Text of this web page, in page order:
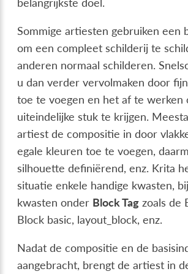
belangrijkste doel.
Sommige artiesten gebruiken een
om een compleet schilderij te
anderen normaal schilderen.
u dan verder vervolmaken door
toe te voegen en het af te werken
uiteindelijke stuk te krijgen.
artiest de compositie in door
egale kleuren toe te voegen,
silhouette definiërend, enz. Krita
situatie enkele handige kwasten,
kwasten onder Block Tag zoals de
Block basic, layout_block, enz.
Nadat de compositie en de
aangebracht, brengt de artiest in